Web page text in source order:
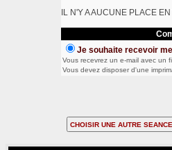
IL N'Y A AUCUNE PLACE
Je souhaite recevoir
Vous recevrez un e-mail avec un
Vous devez disposer d'une